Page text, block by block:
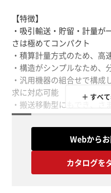
【特徴】
・吸引輸送・貯留・計量が
さは極めてコンパクト
・積算計量方式のため、高
・構造がシンプルなため、
・汎用機器の組合せで構
求に対応可能
・搬送移動型にもでき、
能
＋ すべ
Webから
カタログを